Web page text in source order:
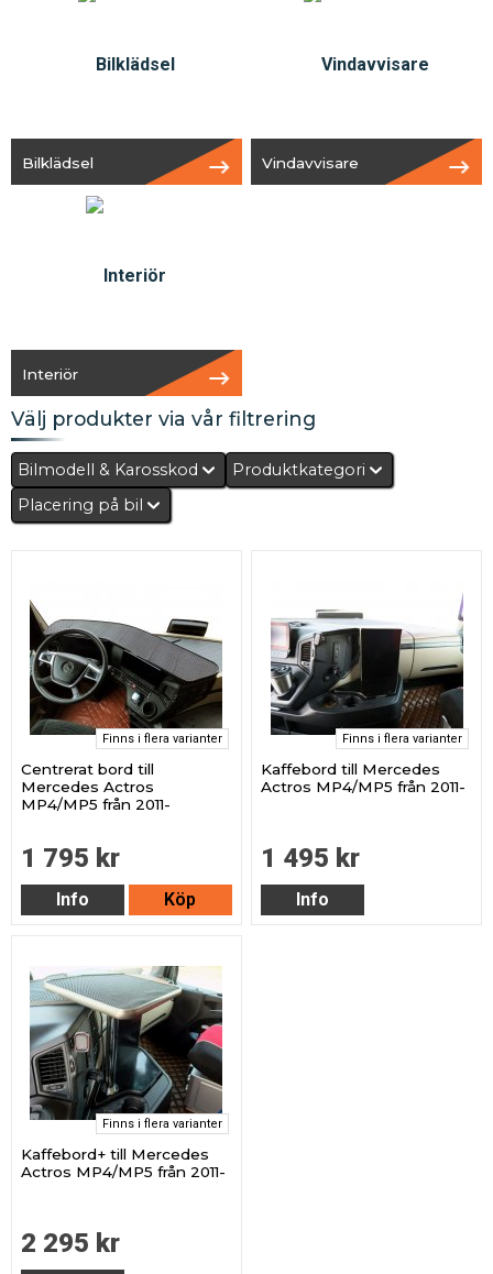
Bilklädsel Vindavvisare
Interiör
Välj produkter via vår filtrering
Bilmodell & Karosskod
Produktkategori
Placering på bil
Finns i flera varianter
Centrerat bord till
Mercedes Actros
MP4/MP5 från 2011-
1 795 kr
Info Köp
Finns i flera varianter
Kaffebord till Mercedes
Actros MP4/MP5 från 2011-
1 495 kr
Info
Finns i flera varianter
Kaffebord+ till Mercedes
Actros MP4/MP5 från 2011-
2 295 kr